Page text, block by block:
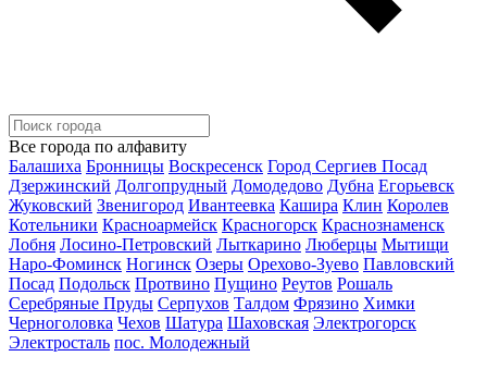
Все города по алфавиту
Балашиха Бронницы Воскресенск Город Сергиев Посад
Дзержинский Долгопрудный Домодедово Дубна Егорьевск
Жуковский Звенигород Ивантеевка Кашира Клин Королев
Котельники Красноармейск Красногорск Краснознаменск
Лобня Лосино-Петровский Лыткарино Люберцы Мытищи
Наро-Фоминск Ногинск Озеры Орехово-Зуево Павловский
Посад Подольск Протвино Пущино Реутов Рошаль
Серебряные Пруды Серпухов Талдом Фрязино Химки
Черноголовка Чехов Шатура Шаховская Электрогорск
Электросталь пос. Молодежный